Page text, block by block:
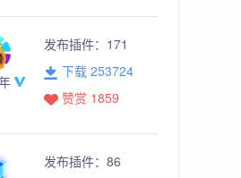
发布插件： 171
下载 253724
赞赏 1859
发布插件： 86